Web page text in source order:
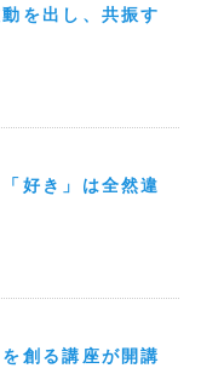
を出し、共振す
好き」は全然違
創る講座が開講